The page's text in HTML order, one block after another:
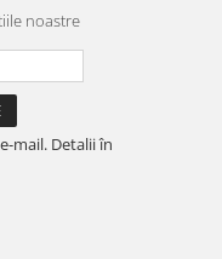
noastre
mail. Detalii în